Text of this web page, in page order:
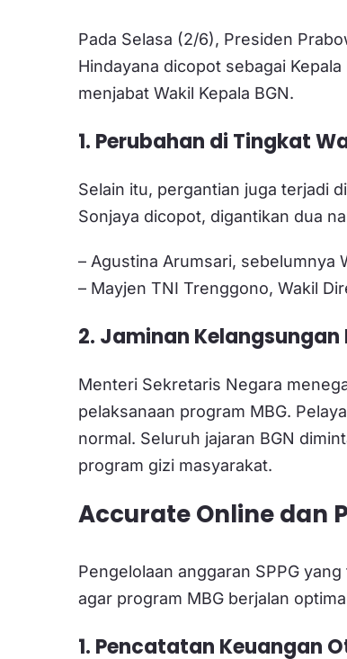
Pada Selasa (2/6), Presiden
Hindayana dicopot sebagai
menjabat Wakil Kepala BGN.
1. Perubahan di Tingkat
Selain itu, pergantian juga terjadi
Sonjaya dicopot, digantikan dua
– Agustina Arumsari, sebelumnya
– Mayjen TNI Trenggono, Wakil
2. Jaminan Kelangsungan
Menteri Sekretaris Negara
pelaksanaan program MBG.
normal. Seluruh jajaran BGN
program gizi masyarakat.
Accurate Online dan
Pengelolaan anggaran SPPG
agar program MBG berjalan
1. Pencatatan Keuangan